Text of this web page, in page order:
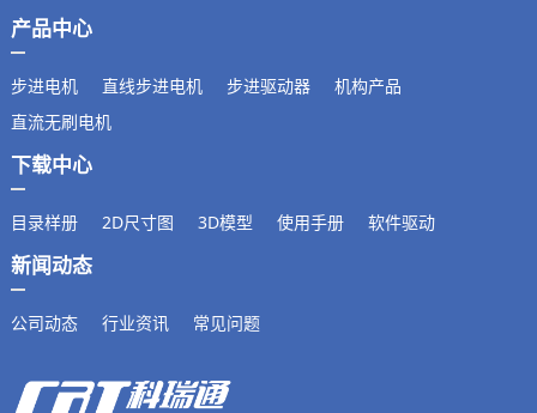
产品中心
步进电机 直线步进电机 步进驱动器
机构产品
直流无刷电机
下载中心
目录样册 2D尺寸图 3D模型 使用手册 软件驱动
新闻动态
公司动态 行业资讯 常见问题